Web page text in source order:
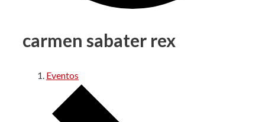
carmen sabater rex
Eventos